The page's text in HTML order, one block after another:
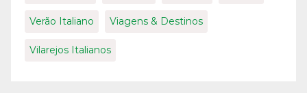
Verão Italiano Viagens & Destinos
Vilarejos Italianos